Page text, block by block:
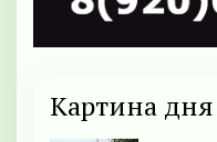
Картина дня